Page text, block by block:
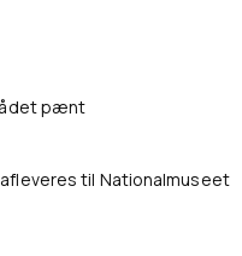
pænt
til Nationalmuseet